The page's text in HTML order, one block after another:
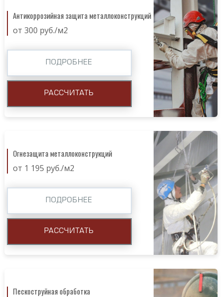
Антикоррозийная защита металлоконструкций
от 300 руб./м2
ПОДРОБНЕЕ
РАССЧИТАТЬ
Огнезащита металлоконструкций
от 1 195 руб./м2
ПОДРОБНЕЕ
РАССЧИТАТЬ
Пескоструйная обработка